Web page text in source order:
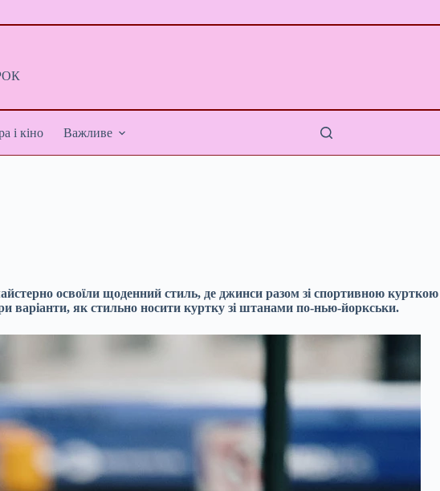
і кіно Важливе
освоїли щоденний стиль, де джинси разом зі спортивною курткою
як стильно носити куртку зі штанами по-нью-йоркськи.